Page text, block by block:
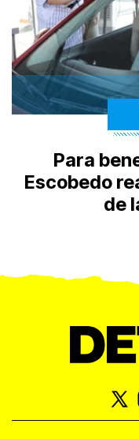
Para
Escobedo
de